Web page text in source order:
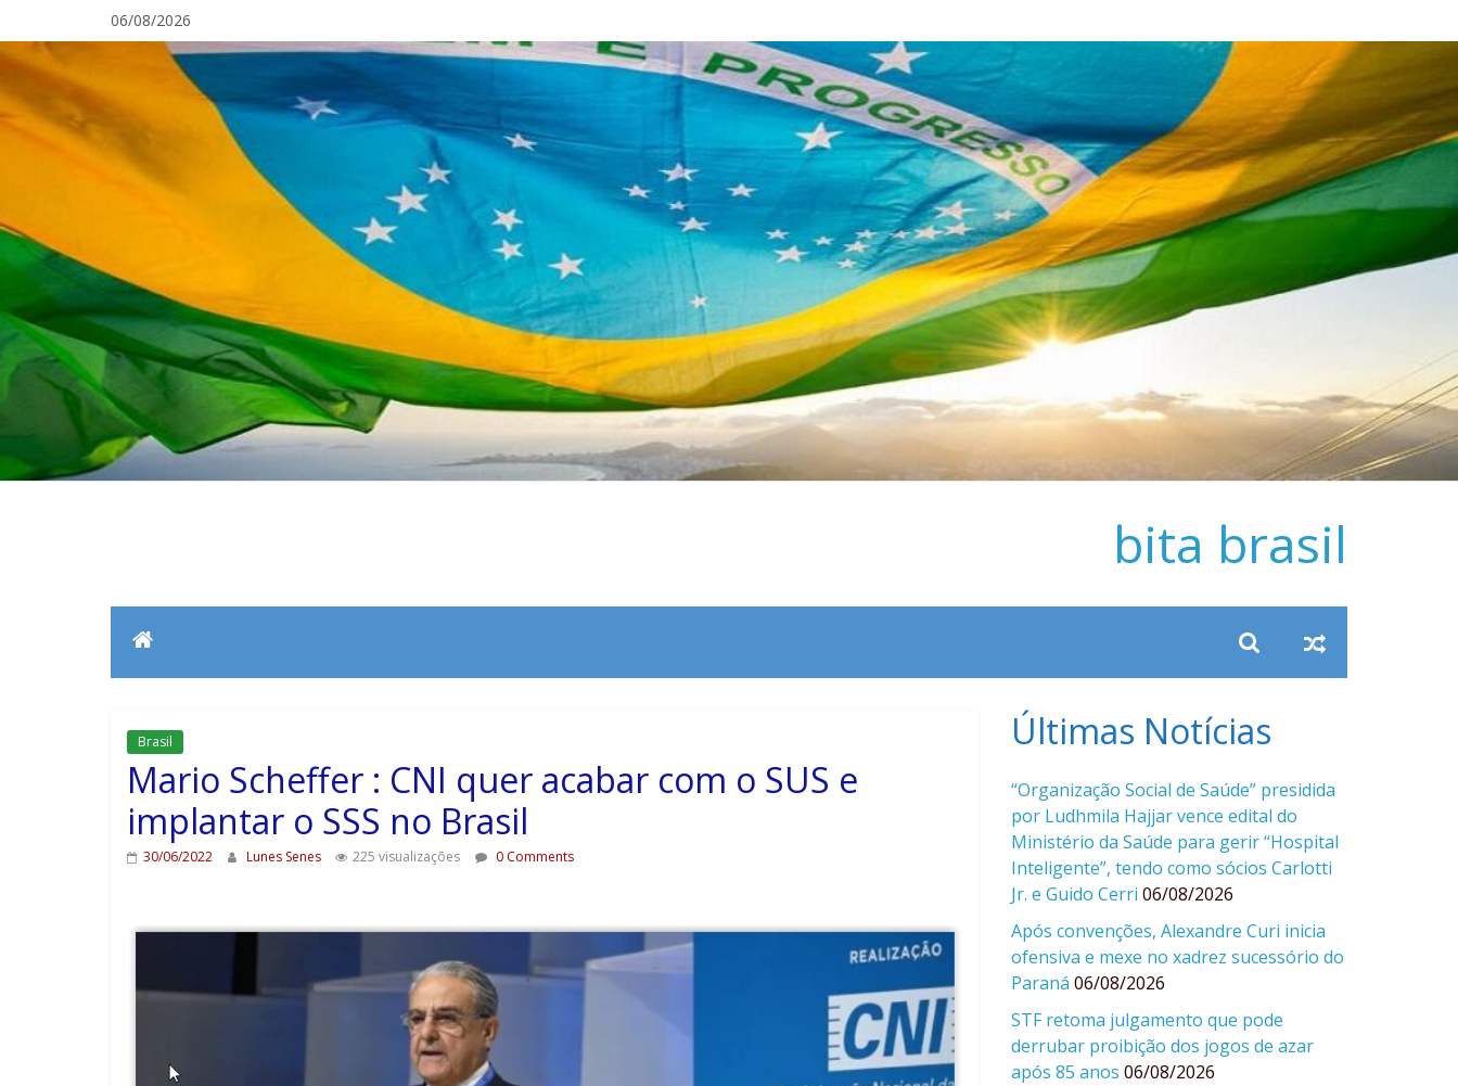
para
conteúdo
06/08/2026
bita brasil
Brasil
Mario Scheffer : CNI quer acabar com o SUS e
implantar o SSS no Brasil
30/06/2022 Lunes Senes 225 visualizações 0 Comments
Últimas Notícias
“Organização Social de Saúde” presidida
por Ludhmila Hajjar vence edital do
Ministério da Saúde para gerir “Hospital
Inteligente”, tendo como sócios Carlotti
Jr. e Guido Cerri 06/08/2026
Após convenções, Alexandre Curi inicia
ofensiva e mexe no xadrez sucessório do
Paraná 06/08/2026
STF retoma julgamento que pode
derrubar proibição dos jogos de azar
após 85 anos 06/08/2026